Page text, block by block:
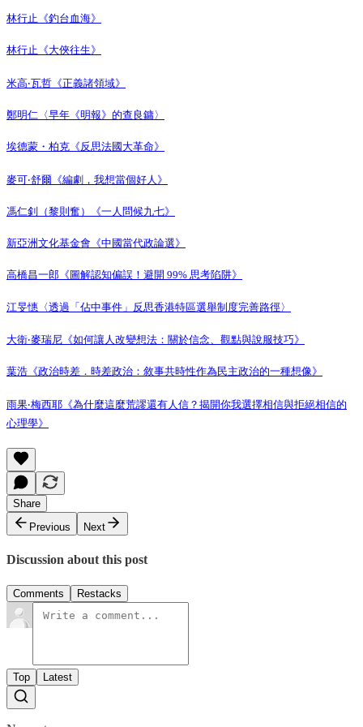
林行止《釣台血海》
林行止《大俠往生》
米高‧瓦哲《正義諸領域》
鄭明仁〈早年《明報》的查良鏞〉
埃德蒙・柏克《反思法國大革命》
麥可‧舒爾《編劇，我想當個好人》
馮仁釗（黎則奮）《一人問候九七》
新亞洲文化基金會《中國當代政論選》
高橋昌一郎《圖解認知偏誤！避開 99% 思考陷阱》
江旻憓〈透過「佔中事件」反思香港特區選舉制度完善路徑〉
大衛‧麥瑞尼《如何讓人改變想法：關於信念、觀點與說服技巧》
葉浩《政治時差．時差政治：敘事共時性作為民主政治的一種想像》
雨果‧梅西耶《為什麼這麼荒謬還有人信？揭開你我選擇相信與拒絕相信的
心理學》
Share
Previous
Next
Discussion about this post
Comments Restacks
Top Latest